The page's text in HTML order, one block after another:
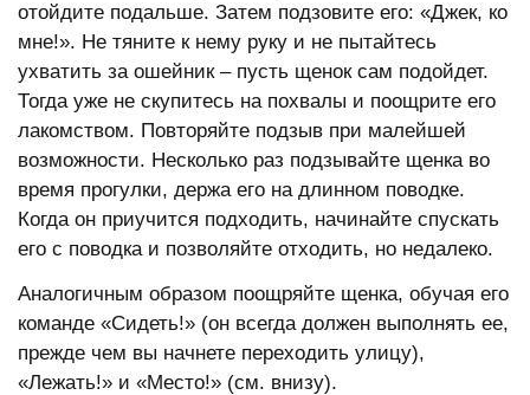
отойдите подальше. Затем подзовите его: «Джек, ко
мне!». Не тяните к нему руку и не пытайтесь
ухватить за ошейник – пусть щенок сам подойдет.
Тогда уже не скупитесь на похвалы и поощрите его
лакомством. Повторяйте подзыв при малейшей
возможности. Несколько раз подзывайте щенка во
время прогулки, держа его на длинном поводке.
Когда он приучится подходить, начинайте спускать
его с поводка и позволяйте отходить, но недалеко.
Аналогичным образом поощряйте щенка, обучая его
команде «Сидеть!» (он всегда должен выполнять ее,
прежде чем вы начнете переходить улицу),
«Лежать!» и «Место!» (см. внизу).